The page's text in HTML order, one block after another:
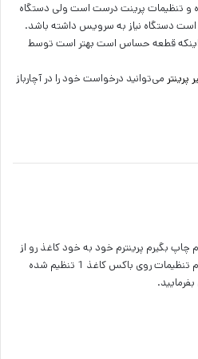
و تنظیمات پرینت درست است ولی دستگاه
است دستگاه نیاز به سرویس داشته باشد.
اینکه قطعه حساس است بهتر است توسط
پرینتر می‌توانید درخواست خود را در آچارباز
بگیرم پرینترم خود به خود کاغذ رو از
سینی پشت میکشه در صورتی که تمام تنظیمات روی باکس کاغذ 1 تنظیم شده